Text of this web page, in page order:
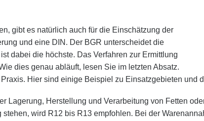
gibt es natürlich auch für die Einschätzung der
und eine DIN. Der BGR unterscheidet die
dabei die höchste. Das Verfahren zur Ermittlung
dies genau abläuft, lesen Sie im letzten Absatz.
Hier sind einige Beispiel zu Einsatzgebieten und
Lagerung, Herstellung und Verarbeitung von Fetten
wird R12 bis R13 empfohlen. Bei der